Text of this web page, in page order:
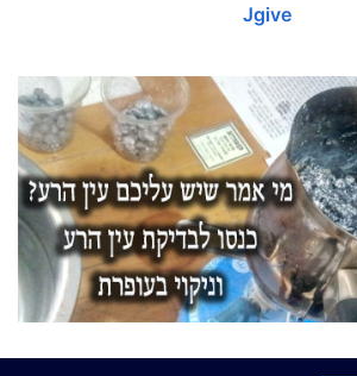
Jgive